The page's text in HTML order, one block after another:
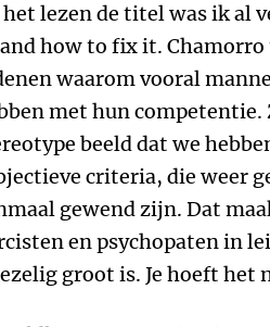
lezen de titel was ik al
how to fix it.
waarom vooral
met hun competentie.
beeld dat we
criteria, die weer
gewend zijn. Dat
en psychopaten in
groot is. Je hoeft het